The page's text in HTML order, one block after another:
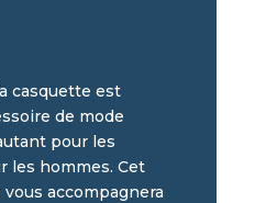
casquette est
de mode
pour les
les hommes. Cet
accompagnera